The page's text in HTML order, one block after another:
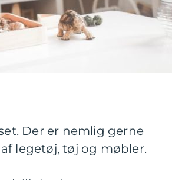
Der er nemlig gerne
legetøj, tøj og møbler.